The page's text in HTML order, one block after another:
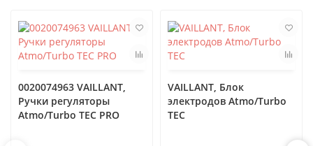
0020074963 VAILLANT,
Ручки регуляторы
Atmo/Turbo TEC PRO
VAILLANT, Блок
электродов Atmo/Turbo
TEC